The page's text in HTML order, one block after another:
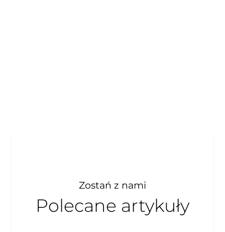
Zostań z nami
Polecane artykuły